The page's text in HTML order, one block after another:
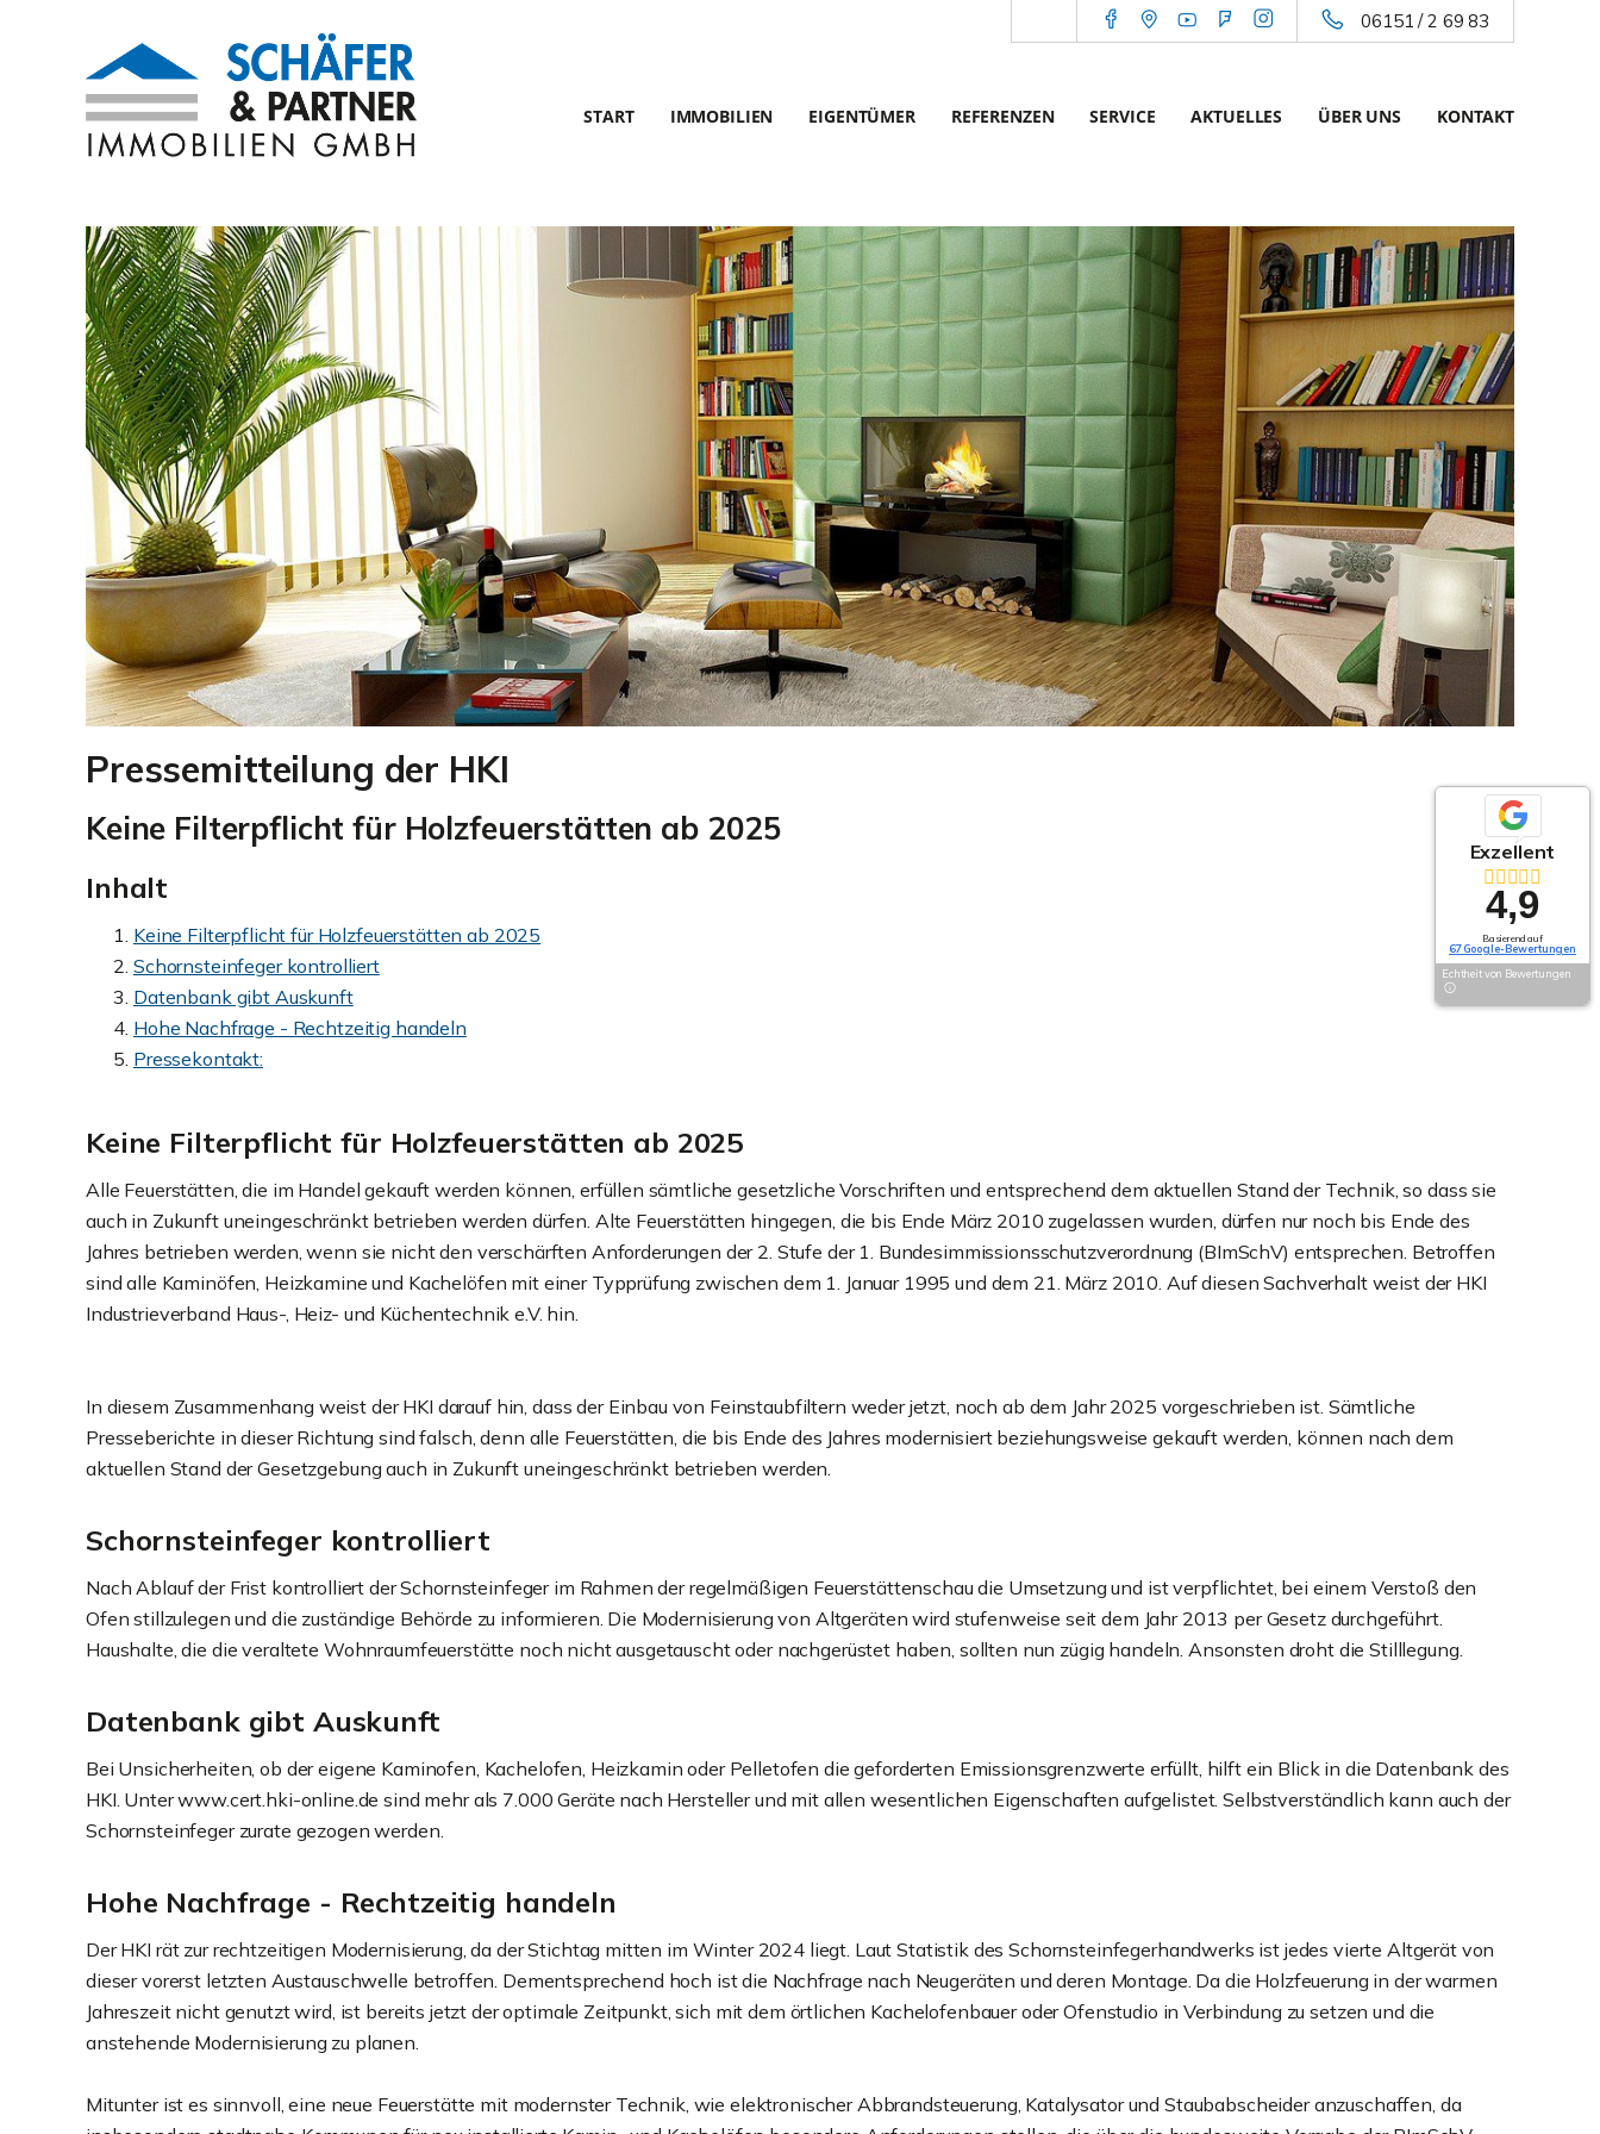
06151 / 2 69 83
START IMMOBILIEN EIGENTÜMER REFERENZEN SERVICE AKTUELLES ÜBER UNS KONTAKT
Pressemitteilung der HKI
Keine Filterpflicht für Holzfeuerstätten ab 2025
Inhalt
Keine Filterpflicht für Holzfeuerstätten ab 2025
Schornsteinfeger kontrolliert
Datenbank gibt Auskunft
Hohe Nachfrage - Rechtzeitig handeln
Pressekontakt:
Keine Filterpflicht für Holzfeuerstätten ab 2025
Alle Feuerstätten, die im Handel gekauft werden können, erfüllen sämtliche gesetzliche Vorschriften und entsprechend dem aktuellen Stand der Technik, so dass sie
auch in Zukunft uneingeschränkt betrieben werden dürfen. Alte Feuerstätten hingegen, die bis Ende März 2010 zugelassen wurden, dürfen nur noch bis Ende des
Jahres betrieben werden, wenn sie nicht den verschärften Anforderungen der 2. Stufe der 1. Bundesimmissionsschutzverordnung (BImSchV) entsprechen. Betroffen
sind alle Kaminöfen, Heizkamine und Kachelöfen mit einer Typprüfung zwischen dem 1. Januar 1995 und dem 21. März 2010. Auf diesen Sachverhalt weist der HKI
Industrieverband Haus-, Heiz- und Küchentechnik e.V. hin.
In diesem Zusammenhang weist der HKI darauf hin, dass der Einbau von Feinstaubfiltern weder jetzt, noch ab dem Jahr 2025 vorgeschrieben ist. Sämtliche
Presseberichte in dieser Richtung sind falsch, denn alle Feuerstätten, die bis Ende des Jahres modernisiert beziehungsweise gekauft werden, können nach dem
aktuellen Stand der Gesetzgebung auch in Zukunft uneingeschränkt betrieben werden.
Schornsteinfeger kontrolliert
Nach Ablauf der Frist kontrolliert der Schornsteinfeger im Rahmen der regelmäßigen Feuerstättenschau die Umsetzung und ist verpflichtet, bei einem Verstoß den
Ofen stillzulegen und die zuständige Behörde zu informieren. Die Modernisierung von Altgeräten wird stufenweise seit dem Jahr 2013 per Gesetz durchgeführt.
Haushalte, die die veraltete Wohnraumfeuerstätte noch nicht ausgetauscht oder nachgerüstet haben, sollten nun zügig handeln. Ansonsten droht die Stilllegung.
Datenbank gibt Auskunft
Bei Unsicherheiten, ob der eigene Kaminofen, Kachelofen, Heizkamin oder Pelletofen die geforderten Emissionsgrenzwerte erfüllt, hilft ein Blick in die Datenbank des
HKI. Unter www.cert.hki-online.de sind mehr als 7.000 Geräte nach Hersteller und mit allen wesentlichen Eigenschaften aufgelistet. Selbstverständlich kann auch der
Schornsteinfeger zurate gezogen werden.
Hohe Nachfrage - Rechtzeitig handeln
Der HKI rät zur rechtzeitigen Modernisierung, da der Stichtag mitten im Winter 2024 liegt. Laut Statistik des Schornsteinfegerhandwerks ist jedes vierte Altgerät von
dieser vorerst letzten Austauschwelle betroffen. Dementsprechend hoch ist die Nachfrage nach Neugeräten und deren Montage. Da die Holzfeuerung in der warmen
Jahreszeit nicht genutzt wird, ist bereits jetzt der optimale Zeitpunkt, sich mit dem örtlichen Kachelofenbauer oder Ofenstudio in Verbindung zu setzen und die
anstehende Modernisierung zu planen.
Mitunter ist es sinnvoll, eine neue Feuerstätte mit modernster Technik, wie elektronischer Abbrandsteuerung, Katalysator und Staubabscheider anzuschaffen, da
Exzellent
4,9
Basierend auf
67 Google-Bewertungen
Echtheit von Bewertungen